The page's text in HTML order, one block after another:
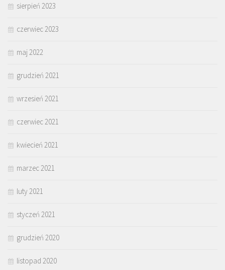
sierpień 2023
czerwiec 2023
maj 2022
grudzień 2021
wrzesień 2021
czerwiec 2021
kwiecień 2021
marzec 2021
luty 2021
styczeń 2021
grudzień 2020
listopad 2020